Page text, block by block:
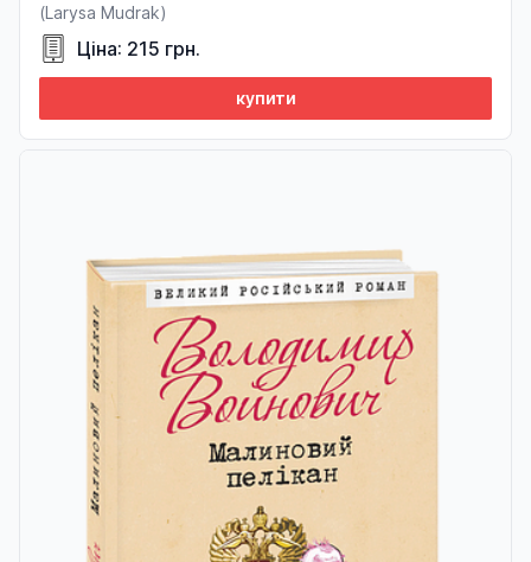
(Larysa Mudrak)
Ціна: 215 грн.
купити